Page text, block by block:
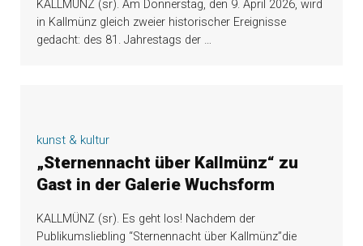
KALLMÜNZ (sr). Am Donnerstag, den 9. April 2026, wird
in Kallmünz gleich zweier historischer Ereignisse
gedacht: des 81. Jahrestags der …
kunst & kultur
„Sternennacht über Kallmünz“ zu
Gast in der Galerie Wuchsform
KALLMÜNZ (sr). Es geht los! Nachdem der
Publikumsliebling “Sternennacht über Kallmünz”die